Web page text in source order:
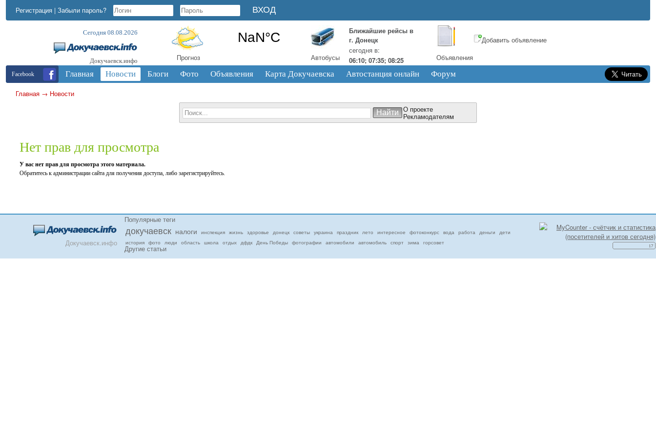
Регистрация | Забыли пароль?
Сегодня 08.08.2026
Докучаевск.инфо Прогноз Автобусы
Ближайшие рейсы в
г. Донецк
сегодня в:
06:10; 07:35; 08:25
Объявления
Добавить объявление
Facebook Главная Новости Блоги Фото Объявления Карта Докучаевска Автостанция онлайн Форум
Главная → Новости
О проекте
Рекламодателям
Нет прав для просмотра
У вас нет прав для просмотра этого материала.
Обратитесь к администрации сайта для получения доступа, либо зарегистрируйтесь.
Популярные теги
докучаевск налоги инспекция жизнь здоровье донецк советы украина праздник лето интересное фотоконкурс вода работа деньги
дети
история фото люди область школа отдых дфдк День Победы фотографии автомобили автомобиль спорт зима горсовет
Другие статьи
Докучаевск.инфо